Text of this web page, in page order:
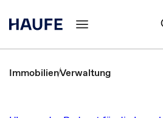
ImmobilienVerwaltung